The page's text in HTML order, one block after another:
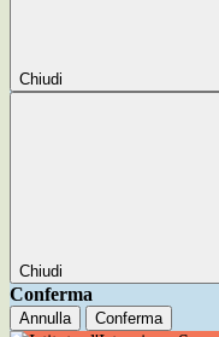
Chiudi
Chiudi
Conferma
Annulla Conferma